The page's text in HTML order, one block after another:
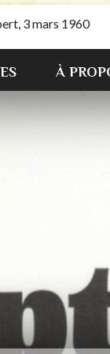
3 mars 1960
À